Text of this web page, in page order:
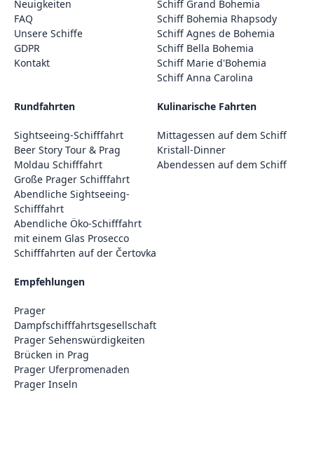
Neuigkeiten
FAQ
Unsere Schiffe
GDPR
Kontakt
Schiff Grand Bohemia
Schiff Bohemia Rhapsody
Schiff Agnes de Bohemia
Schiff Bella Bohemia
Schiff Marie d'Bohemia
Schiff Anna Carolina
Rundfahrten
Sightseeing-Schifffahrt
Beer Story Tour & Prag
Moldau Schifffahrt
Große Prager Schifffahrt
Abendliche Sightseeing-
Schifffahrt
Abendliche Öko-Schifffahrt
mit einem Glas Prosecco
Schifffahrten auf der Čertovka
Kulinarische Fahrten
Mittagessen auf dem Schiff
Kristall-Dinner
Abendessen auf dem Schiff
Empfehlungen
Prager
Dampfschifffahrtsgesellschaft
Prager Sehenswürdigkeiten
Brücken in Prag
Prager Uferpromenaden
Prager Inseln